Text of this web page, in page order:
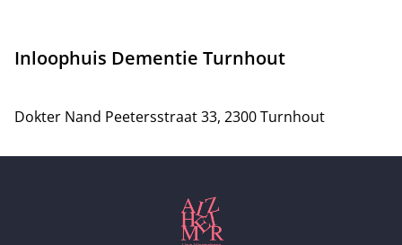
Inloophuis Dementie Turnhout
Dokter Nand Peetersstraat 33, 2300 Turnhout